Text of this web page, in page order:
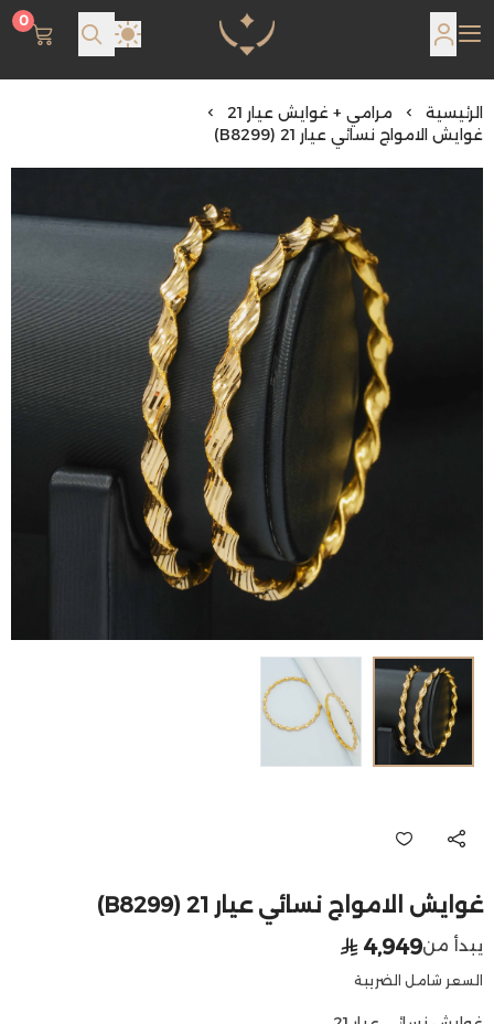
مجوهرات لمعة اللؤلؤة
0
الرئيسية
مرامي + غوايش عيار 21
غوايش الامواج نسائي عيار 21 (B8299)
غوايش الامواج نسائي عيار 21 (B8299)
يبدأ من4,949
السعر شامل الضريبة